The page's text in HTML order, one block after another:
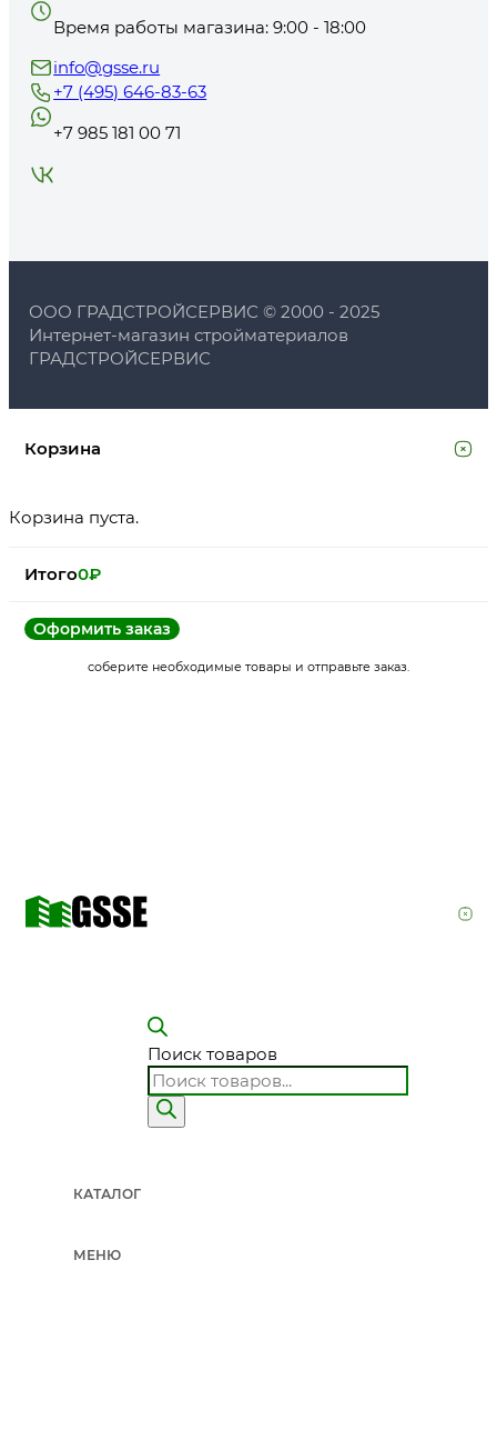
Время работы магазина: 9:00 - 18:00
info@gsse.ru
+7 (495) 646-83-63
+7 985 181 00 71
ООО ГРАДСТРОЙСЕРВИС © 2000 - 2025
Интернет-магазин стройматериалов
ГРАДСТРОЙСЕРВИС
Корзина
Корзина пуста.
Итого0₽
Оформить заказ
соберите необходимые товары и отправьте заказ.
Поиск товаров
КАТАЛОГ
МЕНЮ